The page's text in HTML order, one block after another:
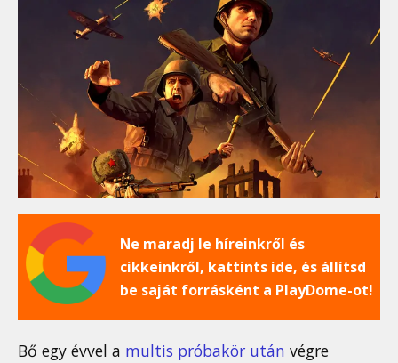
Ne maradj le híreinkről és
cikkeinkről, kattints ide, és állítsd
be saját forrásként a PlayDome-ot!
Bő egy évvel a multis próbakör után végre